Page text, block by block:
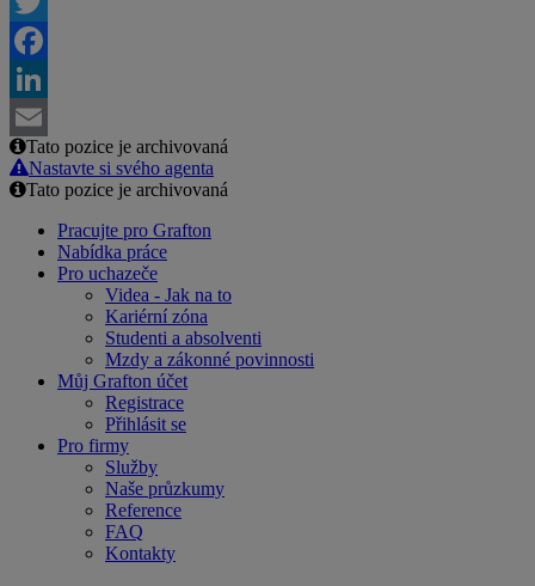
Twitter
Facebook
LinkedIn
Email
Tato pozice je archivovaná
Nastavte si svého agenta
Tato pozice je archivovaná
Pracujte pro Grafton
Nabídka práce
Pro uchazeče
Videa - Jak na to
Kariérní zóna
Studenti a absolventi
Mzdy a zákonné povinnosti
Můj Grafton účet
Registrace
Přihlásit se
Pro firmy
Služby
Naše průzkumy
Reference
FAQ
Kontakty